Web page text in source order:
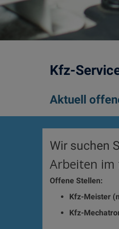
Kfz-
Aktuell
Wir suchen
Arbeiten im
Offene Stellen:
Kfz-Meister
Kfz-